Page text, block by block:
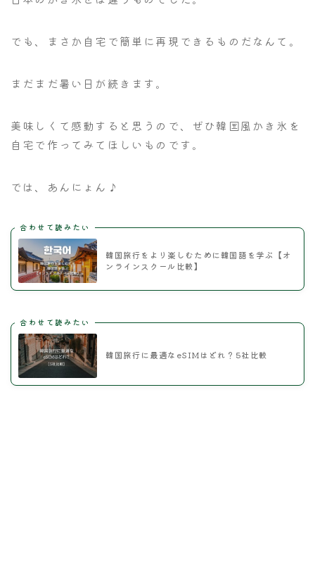
でも、まさか自宅で簡単に再現できるものだなんて。
まだまだ暑い日が続きます。
美味しくて感動すると思うので、ぜひ韓国風かき氷を
自宅で作ってみてほしいものです。
では、あんにょん♪
合わせて読みたい
韓国旅行をより楽しむために韓国語を学ぶ【オ
ンラインスクール比較】
合わせて読みたい
韓国旅行に最適なeSIMはどれ？5社比較